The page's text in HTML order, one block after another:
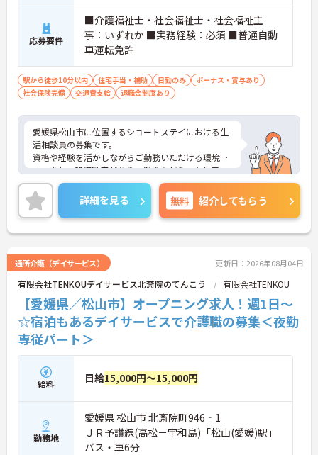
応募要件
■介護福祉士・社会福祉士・社会福祉主
事：いずれか ■実務経験：必須 ■普通自動
車運転免許
駅から徒歩10分以内 住宅手当・補助 日勤のみ
ボーナス・賞与あり
社会保険完備
交通費支給 退職金制度あり
愛媛県松山市に位置するショートステイにおける生
活相談員の募集です。
資格や経験を活かしながらご勤務いただける環境で
す。また、研修制度があり、働きながらスキルアッ
プが目指せる環境です。
ご興味のある方には、面接対策ポイントなど、さら
に詳細をご案内しますのでお気軽にご相談くださ
い！
詳細を見る 無料 紹介してもらう
通所介護（デイサービス） 更新日：2026年08月04日
有限会社TENKOUデイサービス北斎院のてんこう 有限会社TENKOU
【愛媛県／松山市】オープニング求人！週1日～
☆宿泊もあるデイサービスで介護職の募集＜夜勤
専従パート＞
給料 日給15,000円～15,000円
勤務地
愛媛県 松山市 北斎院町946‐1
ＪＲ予讃線(高松－宇和島)「松山(愛媛)駅」
バス・車6分